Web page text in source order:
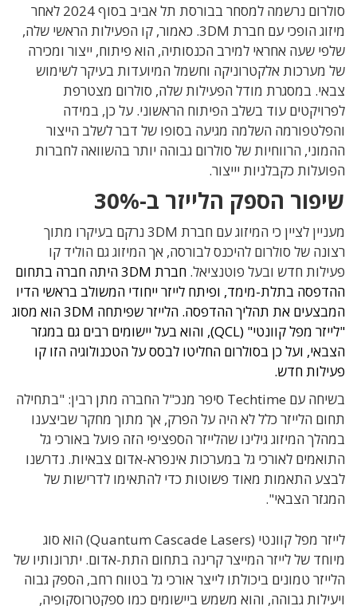
סולרום נרשמה למסחר בבורסת תל אביב בסוף 2024 לאחר
מיזוג הופכי עם חברת 3DM. כאמור, קו הפעילות הראשי שלה,
שלפי שעה אחראי למירב הכנסותיה, הוא פיתוח, ייצור ומכירה
של מערכות אלקטרוניקה וחשמל המיועדות בעיקר לשימוש
צבאי. במסגרת מודל הפעילות שלה, סולרום מצטרפת
לפרויקטים עוד בשלב הפיתוח הראשוני. על כן, במידה
והפלטפורמה השלמה מגיעה בסופו של דבר לשלב הייצור
ההמוני, הרווחיות של סולרום גבוהה יותר בהשוואה לחברות
הפועלות כקבלניות יייצור.
שיפור הספק הלייזר ב-30%
מעניין לציין כי המיזוג עם חברת 3DM נרקם בעיקרו מתוך
רצונה של סולרום להיכנס לבורסה, אך המיזוג גם הוליד קו
פעילות חדש ובעל פוטנציאל.
חברת 3DM היתה חברה בתחום
ההדפסה בתלת-מימד, ופיתח לייזר ייחודי המשולב בראשי הדיו
המבצעים את תהליך ההדפסה. הלייזר שפיתחה 3DM הוא מסוג
"לייזר מפל קוונטי" (QCL), והוא בעל יישומים רבים גם במגזר
הצבאי, ועל כן בסולרום החליטו לבסס על הטכנולוגיה הזו קו
פעילות חדש.
בשיחה עם Techtime סיפר מנכ"ל החברה מתן רבין: "בתחילה
תחום הלייזר כלל לא היה על הפרק, אך מתוך מחקר שביצענו
במהלך המיזוג גילינו שהלייזר הספציפי הזה פועל באורכי גל
התואמים לאורכי גל במערכות אינפרא-אדום צבאיות. נדרשנו
לבצע התאמות מאוד פשוטות כדי להתאימו לדרישות של
המגזר הצבאי".
לייזר מפל קוונטי (Quantum Cascade Lasers) הוא סוג
מיוחד של לייזר המייצר קרינה בתחום התת-אדום. יתרונותיו של
הלייזר טמונים ביכולתו לייצר אורכי גל בטווח רחב, הספק גבוה
ויעילות גבוהה, והוא משמש ביישומים כמו ספקטרוסקופיה,